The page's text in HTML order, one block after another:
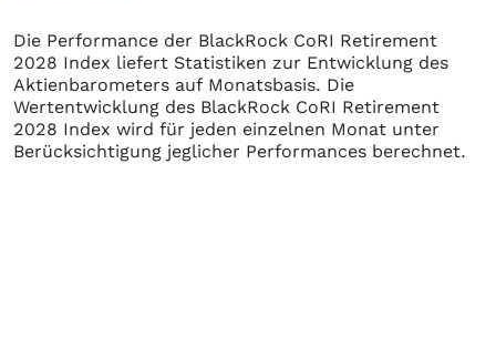
Die Performance der BlackRock CoRI Retirement
2028 Index liefert Statistiken zur Entwicklung des
Aktienbarometers auf Monatsbasis. Die
Wertentwicklung des BlackRock CoRI Retirement
2028 Index wird für jeden einzelnen Monat unter
Berücksichtigung jeglicher Performances berechnet.